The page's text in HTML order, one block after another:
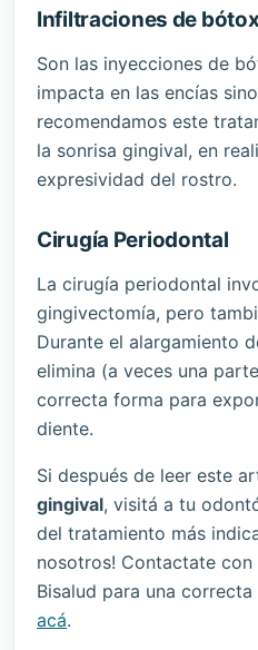
Infiltraciones de bótox
Son las inyecciones de
impacta en las encías
recomendamos este
la sonrisa gingival, en
expresividad del rostro.
Cirugía Periodontal
La cirugía periodontal
gingivectomía, pero
Durante el alargamiento
elimina (a veces una
correcta forma para
diente.
Si después de leer este
gingival, visitá a tu
del tratamiento más
nosotros! Contactate
Bisalud para una
acá.